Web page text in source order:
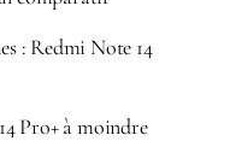
: Redmi Note 14
Pro+ à moindre